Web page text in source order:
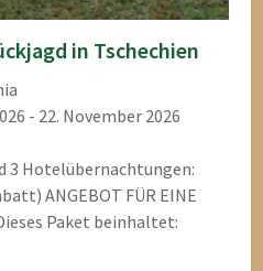
in Tschechien
- 22. November 2026
3 Hotelübernachtungen:
ANGEBOT FÜR EINE
Paket beinhaltet: